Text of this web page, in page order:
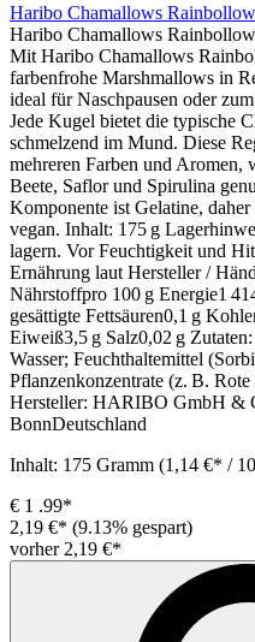
Haribo Chamallows
Haribo Chamallows
Mit Haribo Chamallows
farbenfrohe Marshmallows in
ideal für Naschpausen oder
Jede Kugel bietet die typische
schmelzend im Mund. Diese
mehreren Farben und Aromen,
Beete, Saflor und Spirulina
Komponente ist Gelatine,
vegan. Inhalt: 175 g
lagern. Vor Feuchtigkeit und
Ernährung laut Hersteller /
Nährstoffpro 100 g Energie1
gesättigte Fettsäuren0,1 g
Eiweiß3,5 g Salz0,02 g
Wasser; Feuchthaltemittel
Pflanzenkonzentrate (z. B.
Hersteller: HARIBO GmbH &
BonnDeutschland
Inhalt: 175 Gramm (1,14 €* /
€ 1 .99*
2,19 €* (9.13% gespart)
vorher 2,19 €*